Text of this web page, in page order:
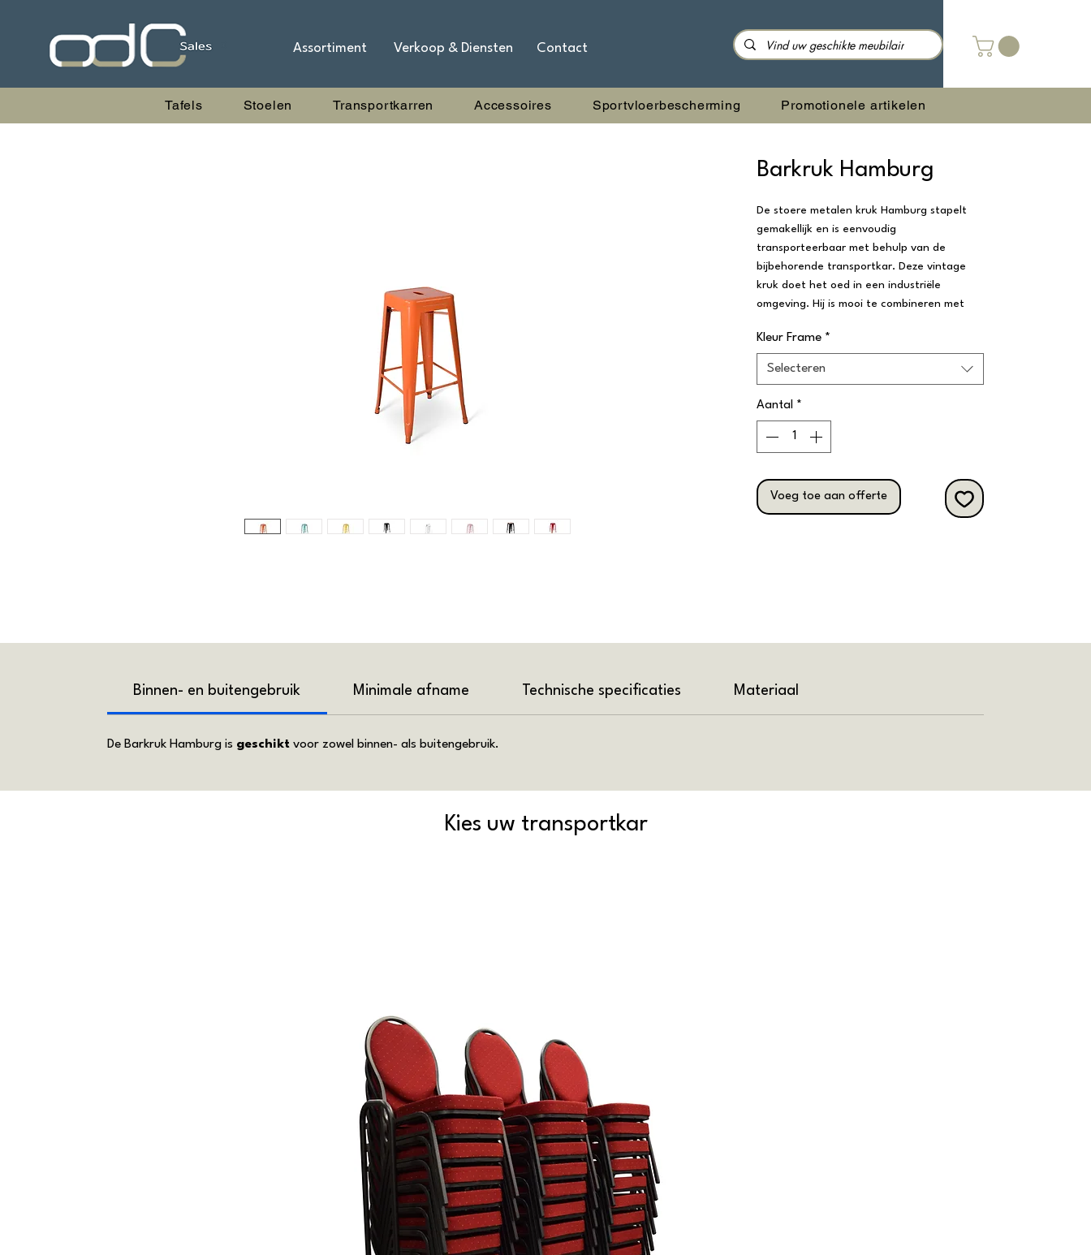
Tafels Stoelen Transportkarren Accessoires Sportvloerbescherming Promotionele artikelen
Assortiment Verkoop & Diensten Contact
Barkruk Hamburg
De stoere metalen kruk Hamburg stapelt
gemakellijk en is eenvoudig
transporteerbaar met behulp van de
bijbehorende transportkar. Deze vintage
kruk doet het oed in een industriële
omgeving. Hij is mooi te combineren met
Stapelstoel Hamburg.
Kleur Frame *
Selecteren
Aantal *
Voeg toe aan offerte
Binnen- en buitengebruik Minimale afname Technische specificaties Materiaal
De Barkruk Hamburg is geschikt voor zowel binnen- als buitengebruik.
Kies uw transportkar